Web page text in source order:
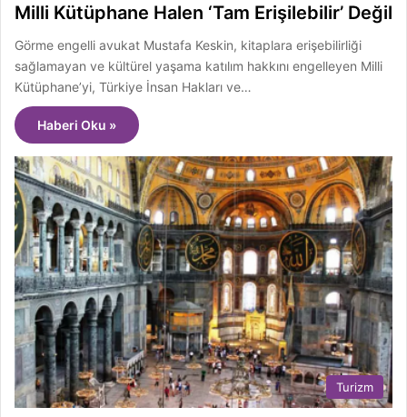
Milli Kütüphane Halen ‘Tam Erişilebilir’ Değil
Görme engelli avukat Mustafa Keskin, kitaplara erişebilirliği
sağlamayan ve kültürel yaşama katılım hakkını engelleyen Milli
Kütüphane’yi, Türkiye İnsan Hakları ve…
Haberi Oku »
Turizm